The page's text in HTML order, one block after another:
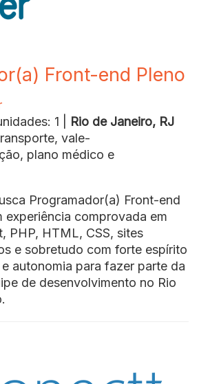
Front-end Pleno
1 | Rio de Janeiro, RJ
vale-
plano médico e
Programador(a) Front-end
experiência comprovada em
PHP, HTML, CSS, sites
e sobretudo com forte espírito
autonomia para fazer parte da
de desenvolvimento no Rio